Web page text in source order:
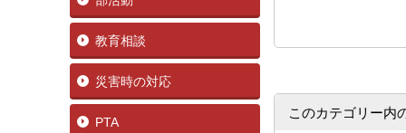
教育相談
災害時の対応
PTA
このカテゴリー内